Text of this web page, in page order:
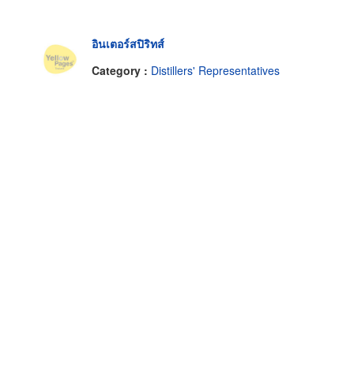
อินเตอร์สปิริทส์
Category : Distillers' Representatives